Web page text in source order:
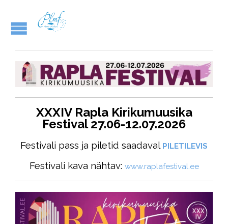
XXXIV Rapla Kirikumuusika
Festival27.06-12.07.2026
Festivali pass ja piletid saadaval PILETILEVIS
Festivali kava nähtav: www.raplafestival.ee